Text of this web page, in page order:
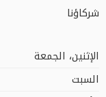
شركاؤنا
الإثنين، الجمعة
السبت